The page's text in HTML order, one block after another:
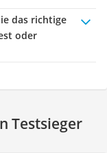
das richtige
oder
Testsieger